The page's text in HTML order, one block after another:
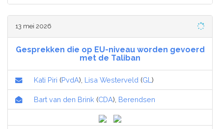
13 mei 2026
Gesprekken die op EU-niveau worden gevoerd
met de Taliban
Kati Piri (PvdA), Lisa Westerveld (GL )
Bart van den Brink (CDA), Berendsen